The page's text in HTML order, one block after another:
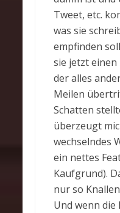
Tweet, etc.
was sie
empfinden
sie jetzt
der alles
Meilen
Schatten
überzeugt
wechselndes
ein nettes
Kaufgrund).
nur so
Und wenn